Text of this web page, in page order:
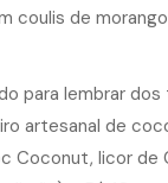
coulis de morango
para lembrar
artesanal de
Coconut, licor de